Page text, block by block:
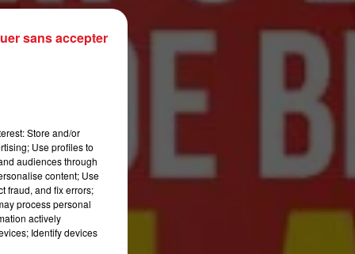
LES APRÈS-MIDI QUI CHANTENT
Store and/or
Use profiles to
audiences through
content; Use
fraud, and fix errors;
process personal
actively
Identify devices
sans accepter